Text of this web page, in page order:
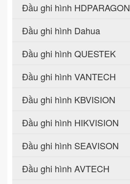
Đầu ghi hình HDPARAGON
Đầu ghi hình Dahua
Đầu ghi hình QUESTEK
Đầu ghi hình VANTECH
Đầu ghi hình KBVISION
Đầu ghi hình HIKVISION
Đầu ghi hình SEAVISON
Đầu ghi hình AVTECH